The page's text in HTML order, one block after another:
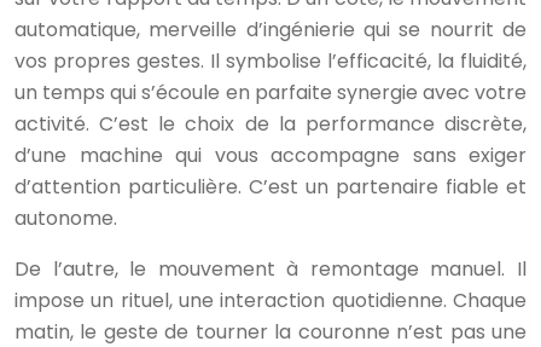
automatique, merveille d’ingénierie qui se nourrit de
vos propres gestes. Il symbolise l’efficacité, la fluidité,
un temps qui s’écoule en parfaite synergie avec votre
activité. C’est le choix de la performance discrète,
d’une machine qui vous accompagne sans exiger
d’attention particulière. C’est un partenaire fiable et
autonome.
De l’autre, le mouvement à remontage manuel. Il
impose un rituel, une interaction quotidienne. Chaque
matin, le geste de tourner la couronne n’est pas une